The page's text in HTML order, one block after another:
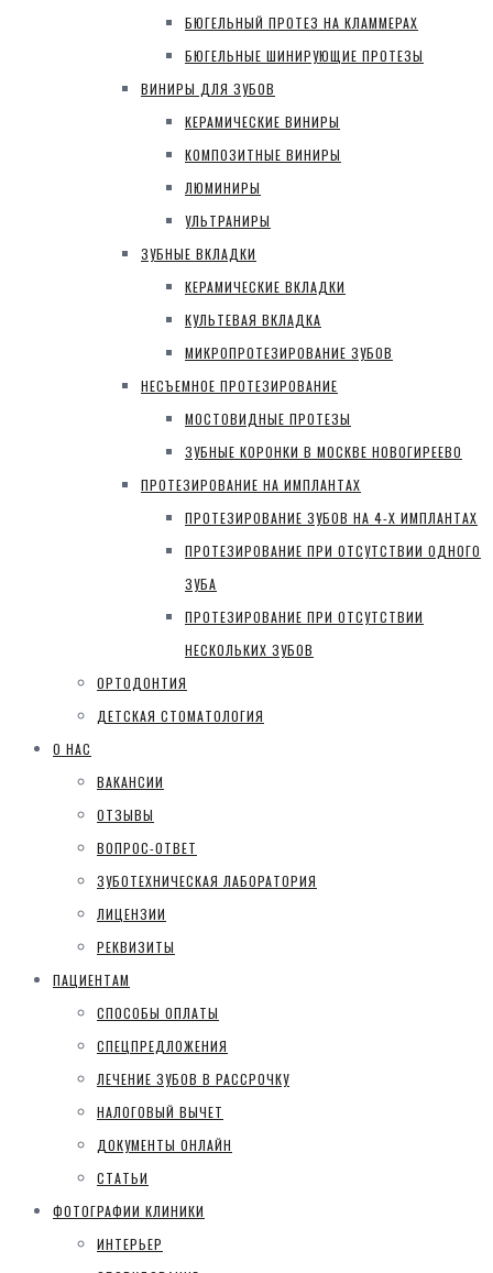
БЮГЕЛЬНЫЙ ПРОТЕЗ НА КЛАММЕРАХ
БЮГЕЛЬНЫЕ ШИНИРУЮЩИЕ ПРОТЕЗЫ
ВИНИРЫ ДЛЯ ЗУБОВ
КЕРАМИЧЕСКИЕ ВИНИРЫ
КОМПОЗИТНЫЕ ВИНИРЫ
ЛЮМИНИРЫ
УЛЬТРАНИРЫ
ЗУБНЫЕ ВКЛАДКИ
КЕРАМИЧЕСКИЕ ВКЛАДКИ
КУЛЬТЕВАЯ ВКЛАДКА
МИКРОПРОТЕЗИРОВАНИЕ ЗУБОВ
НЕСЪЕМНОЕ ПРОТЕЗИРОВАНИЕ
МОСТОВИДНЫЕ ПРОТЕЗЫ
ЗУБНЫЕ КОРОНКИ В МОСКВЕ НОВОГИРЕЕВО
ПРОТЕЗИРОВАНИЕ НА ИМПЛАНТАХ
ПРОТЕЗИРОВАНИЕ ЗУБОВ НА 4-Х ИМПЛАНТАХ
ПРОТЕЗИРОВАНИЕ ПРИ ОТСУТСТВИИ ОДНОГО
ЗУБА
ПРОТЕЗИРОВАНИЕ ПРИ ОТСУТСТВИИ
НЕСКОЛЬКИХ ЗУБОВ
ОРТОДОНТИЯ
ДЕТСКАЯ СТОМАТОЛОГИЯ
О НАС
ВАКАНСИИ
ОТЗЫВЫ
ВОПРОС-ОТВЕТ
ЗУБОТЕХНИЧЕСКАЯ ЛАБОРАТОРИЯ
ЛИЦЕНЗИИ
РЕКВИЗИТЫ
ПАЦИЕНТАМ
СПОСОБЫ ОПЛАТЫ
СПЕЦПРЕДЛОЖЕНИЯ
ЛЕЧЕНИЕ ЗУБОВ В РАССРОЧКУ
НАЛОГОВЫЙ ВЫЧЕТ
ДОКУМЕНТЫ ОНЛАЙН
СТАТЬИ
ФОТОГРАФИИ КЛИНИКИ
ИНТЕРЬЕР